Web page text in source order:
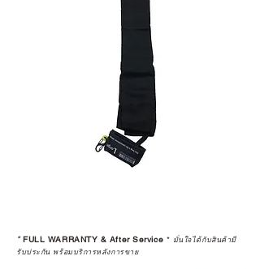
*FULL WARRANTY & After Service * มั่นใจได้กับสินค้ามี
รับประกัน พร้อมบริการหลังการขาย